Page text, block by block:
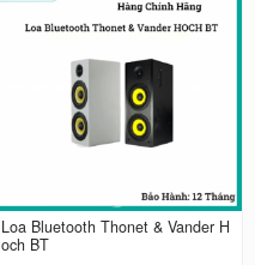
Loa Bluetooth Thonet & Vander H
och BT